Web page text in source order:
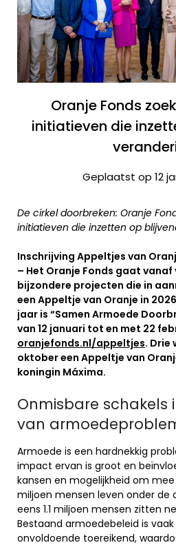
Oranje Fonds
initiatieven die
Geplaatst op 12
De cirkel doorbreken: Oranje
initiatieven die inzetten op
Inschrijving Appeltjes van
– Het Oranje Fonds gaat
bijzondere projecten die in
een Appeltje van Oranje in
jaar is “Samen Armoede
van 12 januari tot en met 22
oranjefonds.nl/appeltjes. Drie
oktober een Appeltje van
koningin Máxima.
Onmisbare schakels
van
Armoede is een hardnekkig
impact ervan is groot en
kansen en mogelijkheid om
miljoen mensen leven onder de
eens 1.1 miljoen mensen zitten
Bestaand armoedebeleid is
onvoldoende toereikend,